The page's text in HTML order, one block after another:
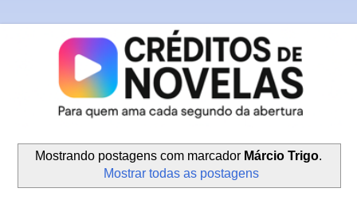
Mostrando postagens com marcador Márcio Trigo.
Mostrar todas as postagens